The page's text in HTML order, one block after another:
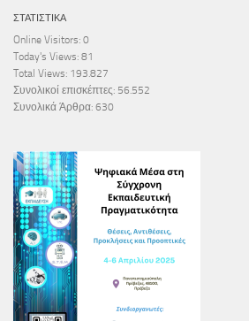
ΣΤΑΤΙΣΤΙΚΆ
Online Visitors: 0
Today's Views: 81
Total Views: 193.827
Συνολικοί επισκέπτες: 56.552
Συνολικά Άρθρα: 630